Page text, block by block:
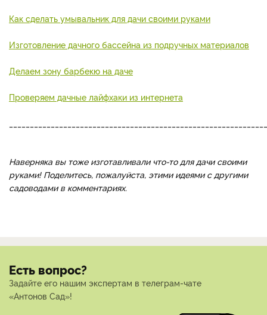
Как сделать умывальник для дачи своими руками
Изготовление дачного бассейна из подручных материалов
Делаем зону барбекю на даче
Проверяем дачные лайфхаки из интернета
Наверняка вы тоже изготавливали что-то для дачи своими
руками! Поделитесь, пожалуйста, этими идеями с другими
садоводами в комментариях.
Есть вопрос?
Задайте его нашим экспертам в телеграм-чате
«Антонов Сад»!